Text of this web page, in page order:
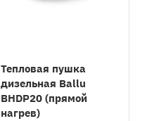
Тепловая пушка
дизельная Ballu
BHDP20 (прямой
нагрев)